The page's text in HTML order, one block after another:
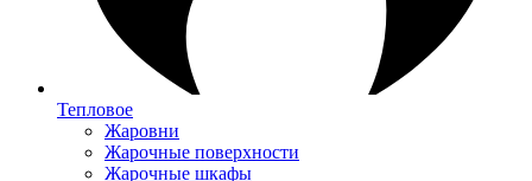
Тепловое
Жаровни
Жарочные поверхности
Жарочные шкафы